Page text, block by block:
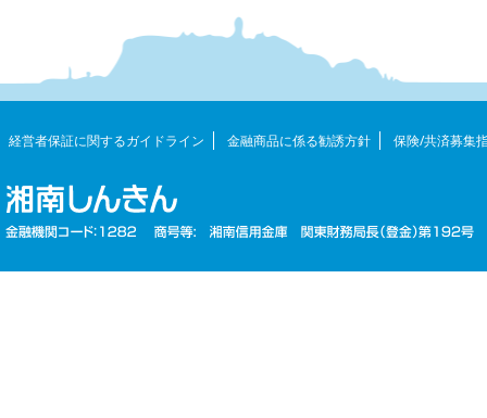
経営者保証に関するガイドライン 金融商品に係る勧誘方針 保険/共済募集